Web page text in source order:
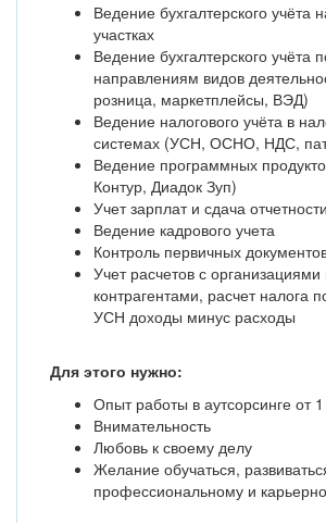
Ведение бухгалтерского учёта
участках
Ведение бухгалтерского учёта
направлениям видов
розница, маркетплейсы, ВЭД)
Ведение налогового учёта в
системах (УСН, ОСНО, НДС,
Ведение программных
Контур, Диадок Зуп)
Учет зарплат и сдача
Ведение кадрового учета
Контроль первичных
Учет расчетов с организациями
контрагентами, расчет налога
УСН доходы минус расходы
Для этого нужно:
Опыт работы в аутсорсинге от
Внимательность
Любовь к своему делу
Желание обучаться,
профессиональному и